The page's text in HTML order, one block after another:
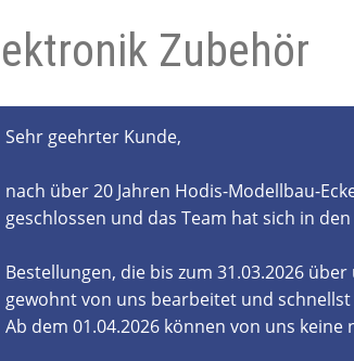
Elektronikgeräte Verordnung
Zubehör
Sehr geehrter Kunde,
nach über 20 Jahren Hodis-Modellbau-
geschlossen und das Team hat sich in
Bestellungen, die bis zum 31.03.2026
gewohnt von uns bearbeitet und
Ab dem 01.04.2026 können von uns